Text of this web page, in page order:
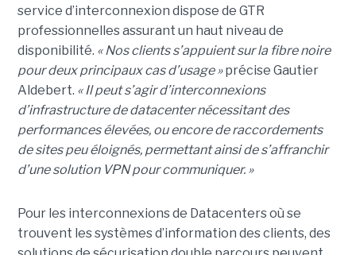
service d’interconnexion dispose de GTR
professionnelles assurant un haut niveau de
disponibilité. « Nos clients s’appuient sur la fibre noire
pour deux principaux cas d’usage »précise Gautier
Aldebert. « Il peut s’agir d’interconnexions
d’infrastructure de datacenter nécessitant des
performances élevées, ou encore de raccordements
de sites peu éloignés, permettant ainsi de s’affranchir
d’une solution VPN pour communiquer. »
Pour les interconnexions de Datacenters où se
trouvent les systèmes d’information des clients, des